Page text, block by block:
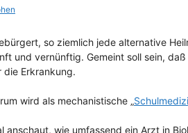
so ziemlich jede alternative
und vernünftig. Gemeint soll sein,
die Erkrankung.
wird als mechanistische „
anschaut, wie umfassend ein Arzt in